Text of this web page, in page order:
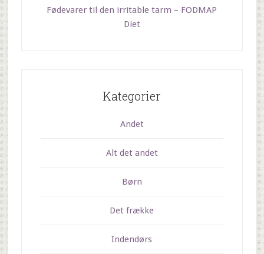
Fødevarer til den irritable tarm – FODMAP
Diet
Kategorier
Andet
Alt det andet
Børn
Det frække
Indendørs